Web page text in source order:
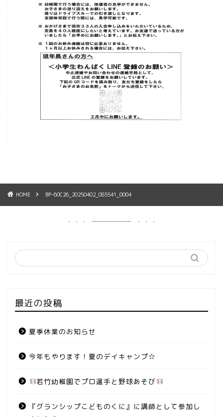
HOME BP-60C26_20250402_085541_0004
最近の投稿
夏季休業のお知らせ
今年もやります！夏のデイキャンプ☆
若竹幼稚園でプロ選手と野球あそび
『グランシップこどものくに』に講師として参加し